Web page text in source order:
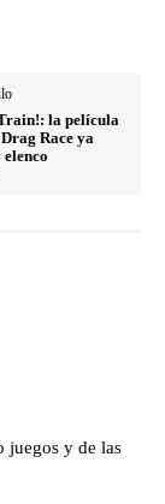
la película
Race ya
elenco
juegos y de las